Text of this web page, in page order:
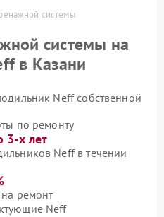
системы
системы на
в Казани
Neff собственной
по ремонту
3-х лет
Neff в течении
ремонт
Neff